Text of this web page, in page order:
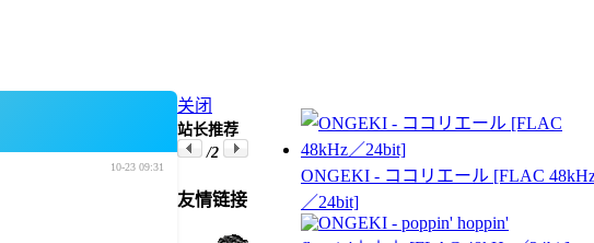
10-23 09:31
ONGEKI - ココリエール [FLAC
／24bit]
关闭
站长推荐
/2
友情链接